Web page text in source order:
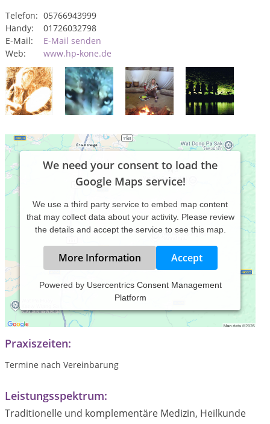
Telefon: 05766943999
Handy:
01726032798
E-Mail:
E-Mail senden
Web:
www.hp-kone.de
We need your consent to load the
Google Maps service!
We use a third party service to embed map content
that may collect data about your activity. Please review
the details and accept the service to see this map.
More Information Accept
Powered by Usercentrics Consent Management
Platform
Ich begleite Sie auf Ihrem Weg zu sich selbst mit
verschiedenen Therapieangeboten.
Praxiszeiten:
Termine nach Vereinbarung
Leistungsspektrum:
Traditionelle und komplementäre Medizin, Heilkunde